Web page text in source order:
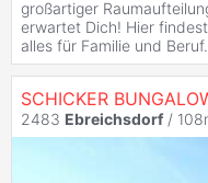
großartiger
erwartet Dich! Hier
alles für Familie und
2483 Ebreichsdorf /